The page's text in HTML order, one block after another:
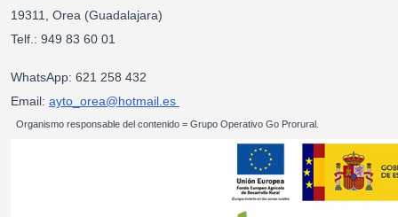
19311, Orea (Guadalajara)
Telf.: 949 83 60 01
WhatsApp: 621 258 432
Email: ayto_orea@hotmail.es
Organismo responsable del contenido = Grupo Operativo Go Prorural.